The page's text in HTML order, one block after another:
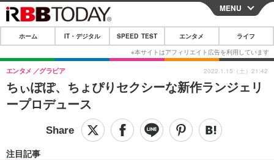
CLOSE
ホーム
IT・デジタル
IT・デジタルTOP スマートフォン
ショッピング その他
SPEED TEST
エンタメTOP 映画・ドラマ
MENU
ホーム IT・デジタル SPEED TEST エンタメ ライフ
ちぃぽぽ、ちょぴりセクシーな新作ランジェリ
ープロデュース
エンタメ グラビア
注目記事
2022.1.15（土）21:42